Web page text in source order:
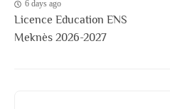
6 days ago
Licence Education ENS
Meknès 2026-2027